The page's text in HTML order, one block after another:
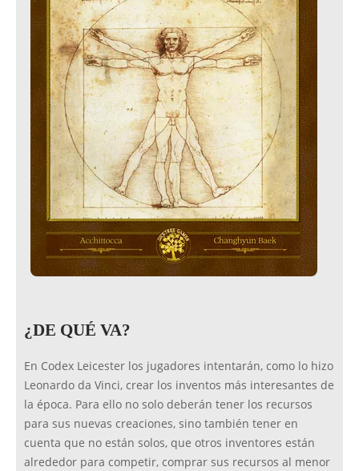
¿DE QUÉ VA?
En Codex Leicester los jugadores intentarán, como lo hizo
Leonardo da Vinci, crear los inventos más interesantes de
la época. Para ello no solo deberán tener los recursos
para sus nuevas creaciones, sino también tener en
cuenta que no están solos, que otros inventores están
alrededor para competir, comprar sus recursos al menor